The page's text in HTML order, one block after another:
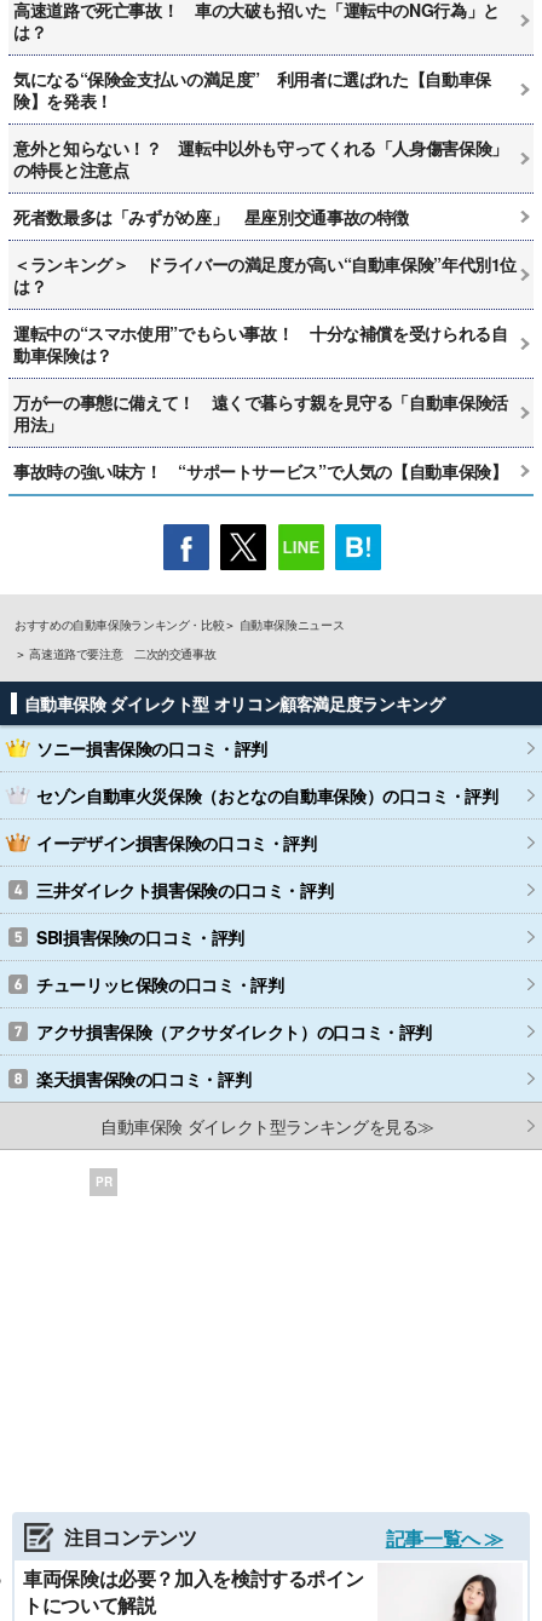
高速道路で死亡事故！ 車の大破も招いた「運転中のNG行為」と
は？
気になる“保険金支払いの満足度” 利用者に選ばれた【自動車保
険】を発表！
意外と知らない！？ 運転中以外も守ってくれる「人身傷害保険」
の特長と注意点
死者数最多は「みずがめ座」 星座別交通事故の特徴
＜ランキング＞ ドライバーの満足度が高い“自動車保険”年代別1位
は？
運転中の“スマホ使用”でもらい事故！ 十分な補償を受けられる自
動車保険は？
万が一の事態に備えて！ 遠くで暮らす親を見守る「自動車保険活
用法」
事故時の強い味方！ “サポートサービス”で人気の【自動車保険】
おすすめの自動車保険ランキング・比較
自動車保険ニュース
高速道路で要注意 二次的交通事故
自動車保険 ダイレクト型 オリコン顧客満足度ランキング
ソニー損害保険の口コミ・評判
セゾン自動車火災保険（おとなの自動車保険）の口コミ・評判
イーデザイン損害保険の口コミ・評判
三井ダイレクト損害保険の口コミ・評判
SBI損害保険の口コミ・評判
チューリッヒ保険の口コミ・評判
アクサ損害保険（アクサダイレクト） の口コミ・評判
楽天損害保険の口コミ・評判
自動車保険 ダイレクト型ランキングを見る≫
PR
注目コンテンツ
記事一覧へ ≫
車両保険は必要？加入を検討するポイン
トについて解説